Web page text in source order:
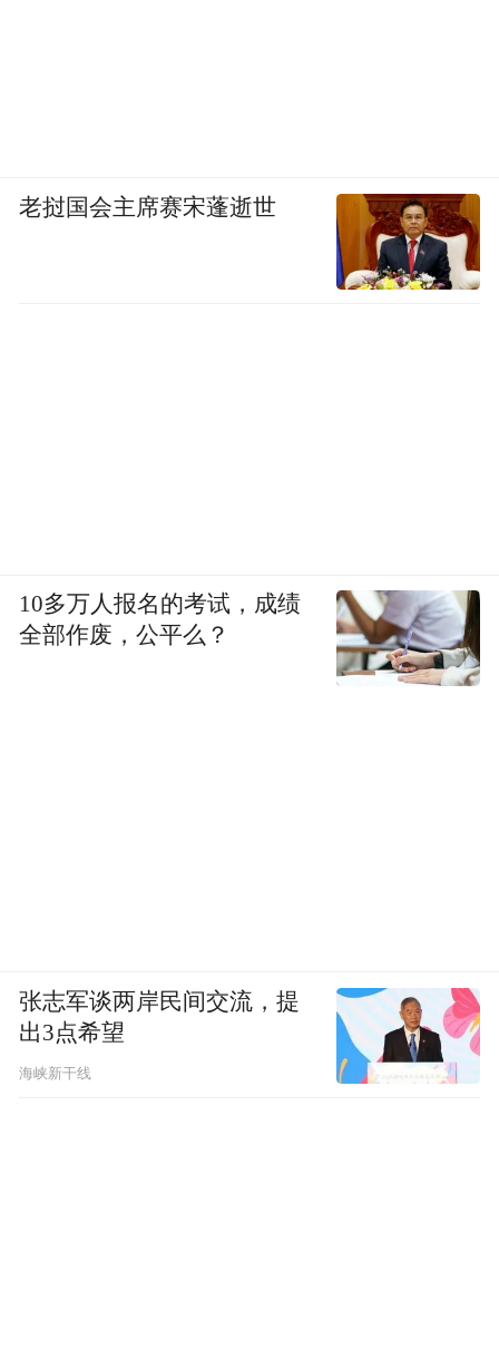
老挝国会主席赛宋蓬逝世
10多万人报名的考试，成绩
全部作废，公平么？
张志军谈两岸民间交流，提
出3点希望
海峡新干线